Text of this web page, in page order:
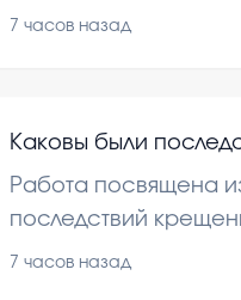
В ней
7 часов назад
Каковы были
Работа посвящена
последствий
истории страны. В
7 часов назад